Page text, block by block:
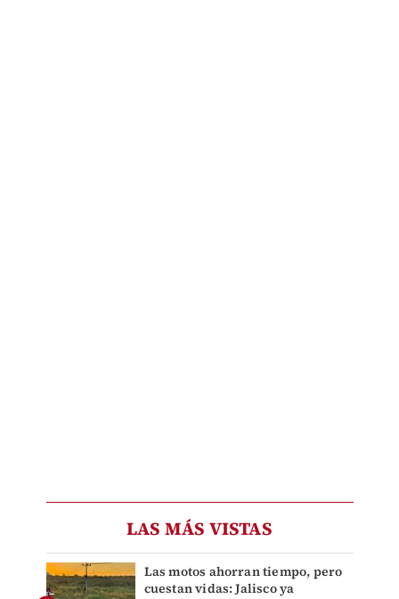
LAS MÁS VISTAS
Las motos ahorran tiempo, pero
cuestan vidas: Jalisco ya